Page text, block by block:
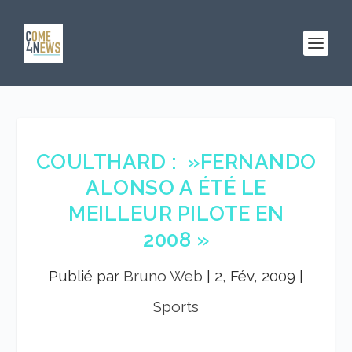
COULTHARD : »FERNANDO
ALONSO A ÉTÉ LE
MEILLEUR PILOTE EN
2008 »
Publié par Bruno Web 2, Fév, 2009
Sports